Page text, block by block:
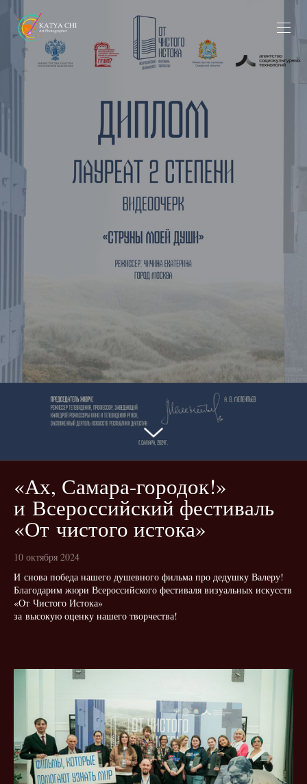
«Ах, Самара-городок!»
и Всероссийский фестиваль
«От чистого истока»
10 октября 2024
И снова победа нашего душевного фильма про дедушку Валеру!
Благодарим жюри Всероссийского фестиваля визуальных искусств
«От Чистого Истока»
за высокую оценку нашего творчества!